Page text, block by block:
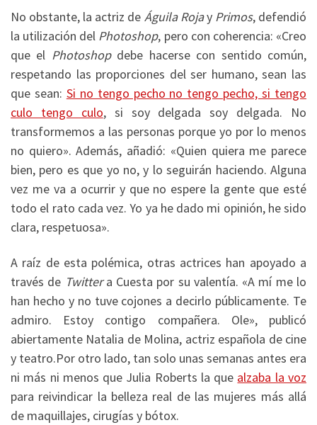
No obstante, la actriz de Águila Rojay Primos, defendió
la utilización del Photoshop, pero con coherencia: «Creo
que el Photoshopdebe hacerse con sentido común,
respetando las proporciones del ser humano, sean las
que sean: Si no tengo pecho no tengo pecho, si tengo
culo tengo culo, si soy delgada soy delgada. No
transformemos a las personas porque yo por lo menos
no quiero». Además, añadió: «Quien quiera me parece
bien, pero es que yo no, y lo seguirán haciendo. Alguna
vez me va a ocurrir y que no espere la gente que esté
todo el rato cada vez. Yo ya he dado mi opinión, he sido
clara, respetuosa».
A raíz de esta polémica, otras actrices han apoyado a
través de Twittera Cuesta por su valentía. «A mí me lo
han hecho y no tuve cojones a decirlo públicamente. Te
admiro. Estoy contigo compañera. Ole», publicó
abiertamente Natalia de Molina, actriz española de cine
y teatro.Por otro lado, tan solo unas semanas antes era
ni más ni menos que Julia Roberts la que alzaba la voz
para reivindicar la belleza real de las mujeres más allá
de maquillajes, cirugías y bótox.